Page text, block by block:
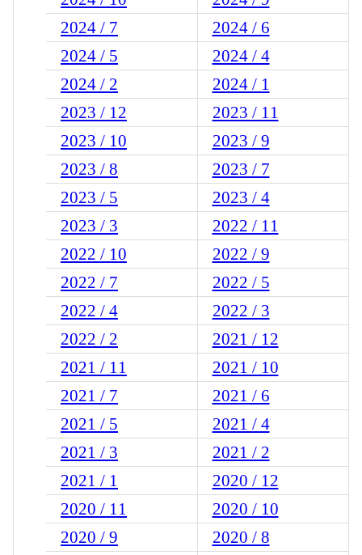
2024 / 7
2024 / 6
2024 / 5
2024 / 4
2024 / 2
2024 / 1
2023 / 12
2023 / 11
2023 / 10
2023 / 9
2023 / 8
2023 / 7
2023 / 5
2023 / 4
2023 / 3
2022 / 11
2022 / 10
2022 / 9
2022 / 7
2022 / 5
2022 / 4
2022 / 3
2022 / 2
2021 / 12
2021 / 11
2021 / 10
2021 / 7
2021 / 6
2021 / 5
2021 / 4
2021 / 3
2021 / 2
2021 / 1
2020 / 12
2020 / 11
2020 / 10
2020 / 9
2020 / 8